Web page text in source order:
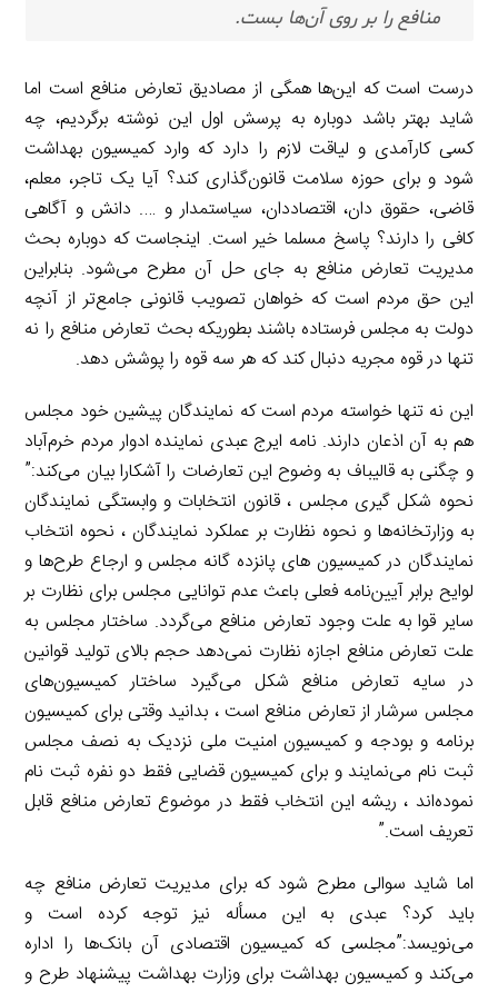
منافع را بر روی آن‌ها بست.
درست است که این‌ها همگی از مصادیق تعارض منافع است اما
شاید بهتر باشد دوباره به پرسش اول این نوشته برگردیم، چه
کسی کارآمدی و لیاقت لازم را دارد که وارد کمیسیون بهداشت
شود و برای حوزه سلامت قانون‌گذاری کند؟ آیا یک تاجر، معلم،
قاضی، حقوق دان، اقتصاددان، سیاستمدار و …. دانش و آگاهی
کافی را دارند؟ پاسخ مسلما خیر است. اینجاست که دوباره بحث
مدیریت تعارض منافع به جای حل آن مطرح می‌شود. بنابراین
این حق مردم است که خواهان تصویب قانونی جامع‌تر از آنچه
دولت به مجلس فرستاده باشند بطوریکه بحث تعارض منافع را نه
تنها در قوه مجریه دنبال کند که هر سه قوه را پوشش دهد.
این نه تنها خواسته مردم است که نمایندگان پیشین خود مجلس
هم به آن اذعان دارند. نامه ایرج عبدی نماینده ادوار مردم خرم‌آباد
و چگنی به قالیباف به وضوح این تعارضات را آشکارا بیان می‌کند:”
نحوه شکل گیری مجلس ، قانون انتخابات و وابستگی نمایندگان
به وزارتخانه‌ها و نحوه نظارت بر عملکرد نمایندگان ، نحوه انتخاب
نمایندگان در کمیسیون های پانزده گانه مجلس و ارجاع طرح‌ها و
لوایح برابر آیین‌نامه فعلی باعث عدم توانایی مجلس برای نظارت بر
سایر قوا به علت وجود تعارض منافع می‌گردد. ساختار مجلس به
علت تعارض منافع اجازه نظارت نمی‌دهد حجم بالای تولید قوانین
در سایه تعارض منافع شکل می‌گیرد ساختار کمیسیون‌های
مجلس سرشار از تعارض منافع است ، بدانید وقتی برای کمیسیون
برنامه و بودجه و کمیسیون امنیت ملی نزدیک به نصف مجلس
ثبت نام می‌نمایند و برای کمیسیون قضایی فقط دو نفره ثبت نام
نموده‌اند ، ریشه این انتخاب فقط در موضوع تعارض منافع قابل
تعریف است.”
اما شاید سوالی مطرح شود که برای مدیریت تعارض منافع چه
باید کرد؟ عبدی به این مسأله نیز توجه کرده است و
می‌نویسد:”مجلسی که کمیسیون اقتصادی آن بانک‌ها را اداره
می‌کند و کمیسیون بهداشت برای وزارت بهداشت پیشنهاد طرح و